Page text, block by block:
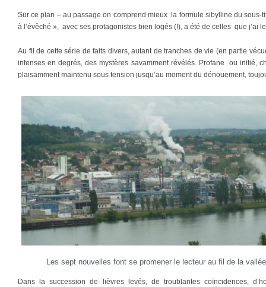
Sur ce plan – au passage on comprend mieux la formule sibylline du sous-
à l’évêché », avec ses protagonistes bien logés (!), a été de celles que j’ai
Au fil de cette série de faits divers, autant de tranches de vie (en partie
intenses en degrés, des mystères savamment révélés. Profane ou initié,
plaisamment maintenu sous tension jusqu’au moment du dénouement,
Les sept nouvelles font se promener le lecteur au fil de la
Dans la succession de lièvres levés, de troublantes coïncidences,